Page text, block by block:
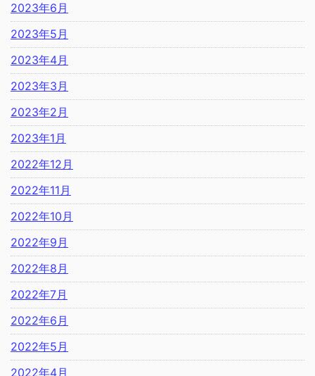
2023年6月
2023年5月
2023年4月
2023年3月
2023年2月
2023年1月
2022年12月
2022年11月
2022年10月
2022年9月
2022年8月
2022年7月
2022年6月
2022年5月
2022年4月